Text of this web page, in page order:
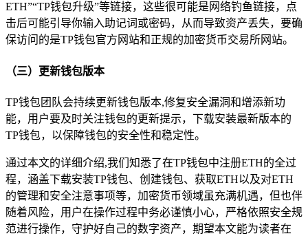
ETH”“TP钱包升级”等链接，这些很可能是网络钓鱼链接，点
击后可能引导你输入助记词或密码，从而导致资产丢失，要确
保访问的是TP钱包官方网站和正规的加密货币交易所网站。
（三）更新钱包版本
TP钱包团队会持续更新钱包版本,修复安全漏洞和增添新功
能，用户要及时关注钱包的更新提示，下载安装最新版本的
TP钱包，以保障钱包的安全性和稳定性。
通过本文的详细介绍,我们知悉了在TP钱包中注册ETH的全过
程，涵盖下载安装TP钱包、创建钱包、获取ETH以及对ETH
的管理和安全注意事项等，加密货币领域虽充满机遇，但也伴
随着风险，用户在操作过程中务必谨慎小心，严格依照安全规
范进行操作，守护好自己的数字资产，期望本文能为读者在